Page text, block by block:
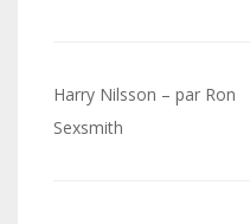
Navigation
de
Harry Nilsson – par Ron
Sexsmith